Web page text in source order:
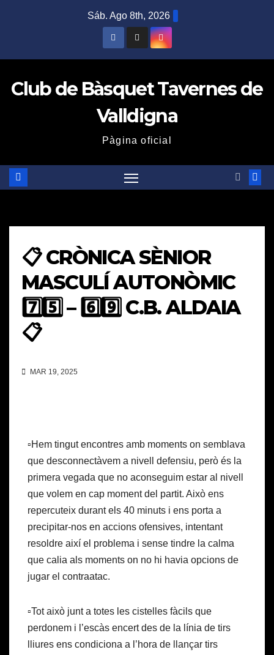
Sáb. Ago 8th, 2026
Club de Bàsquet Tavernes de
Valldigna
Pàgina oficial
📋 CRÒNICA SÈNIOR
MASCULÍ AUTONÒMIC
7️⃣5️⃣ – 6️⃣9️⃣ C.B. ALDAIA
📋
MAR 19, 2025
▫️Hem tingut encontres amb moments on semblava
que desconnectàvem a nivell defensiu, però és la
primera vegada que no aconseguim estar al nivell
que volem en cap moment del partit. Això ens
repercuteix durant els 40 minuts i ens porta a
precipitar-nos en accions ofensives, intentant
resoldre així el problema i sense tindre la calma
que calia als moments on no hi havia opcions de
jugar el contraatac.
▫️Tot això junt a totes les cistelles fàcils que
perdonem i l’escàs encert des de la línia de tirs
lliures ens condiciona a l’hora de llançar tirs